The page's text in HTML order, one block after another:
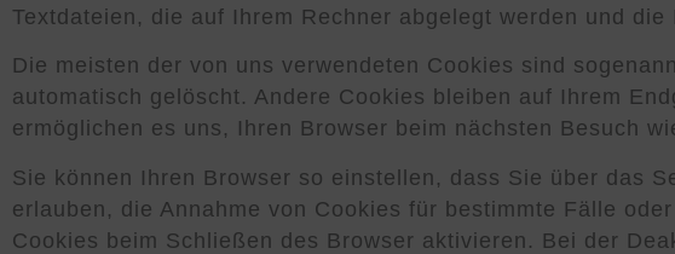
Textdateien, die auf Ihrem Rechner abgelegt werden und die
Die meisten der von uns verwendeten Cookies sind
automatisch gelöscht. Andere Cookies bleiben auf Ihrem
ermöglichen es uns, Ihren Browser beim nächsten Besuch
Sie können Ihren Browser so einstellen, dass Sie über das
erlauben, die Annahme von Cookies für bestimmte Fälle
Cookies beim Schließen des Browser aktivieren. Bei der